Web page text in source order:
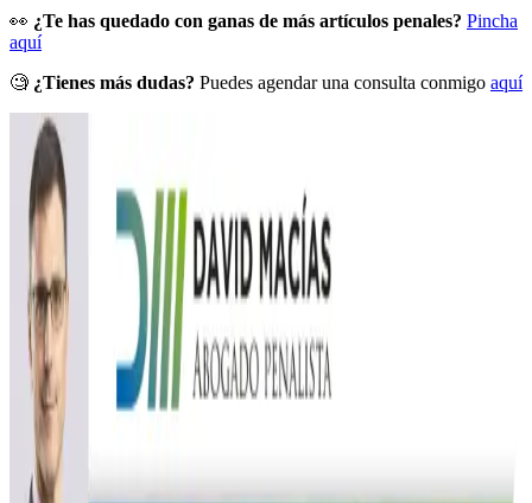
👀 ¿Te has quedado con ganas de más artículos penales? Pincha
aquí
🧐 ¿Tienes más dudas? Puedes agendar una consulta conmigo aquí